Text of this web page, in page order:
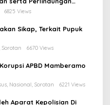
6825 Views
Sikap, Terkait Pupuk
6670 Views
APBD Mamberamo
Nasional, Sorotan 6221 Views
Aparat Kepolisian Di